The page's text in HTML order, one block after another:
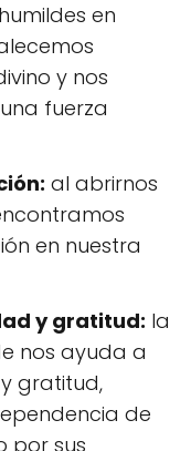
en
y nos
fuerza
al abrirnos
en nuestra
y gratitud: la
nos ayuda a
gratitud,
de
por sus